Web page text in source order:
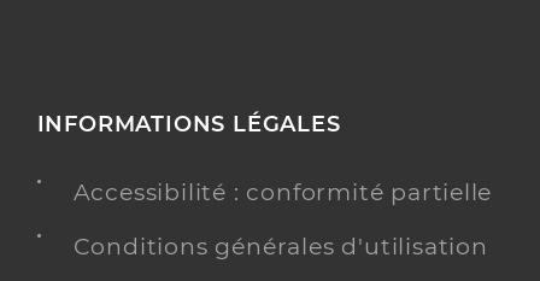
INFORMATIONS LÉGALES
Accessibilité : conformité partielle
Conditions générales d'utilisation